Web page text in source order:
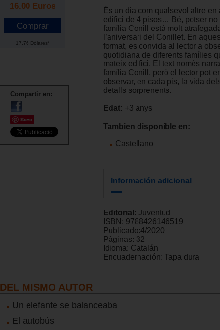
16.00 Euros
17.76 Dólares*
Compartir en:
Save
És un dia com qualsevol altre en
edifici de 4 pisos… Bé, potser no
família Conill està molt
l’aniversari del Conillet. En
format, es convida al lector a
quotidiana de diferents famílies
mateix edifici. El text només
família Conill, però el lector pot
observar, en cada pis, la vida
detalls sorprenents.
Edat: +3 anys
Tambien disponible en:
Castellano
Información adicional
Editorial: Juventud
ISBN: 9788426146519
Publicado:4/2020
Páginas: 32
Idioma: Catalán
Encuadernación: Tapa dura
DEL MISMO AUTOR
Un elefante se balanceaba
El autobús